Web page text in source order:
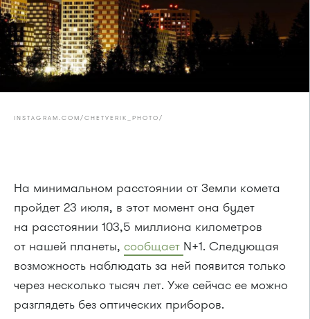
INSTAGRAM.COM/CHETVERIK_PHOTO/
На минимальном расстоянии от Земли комета
пройдет 23 июля, в этот момент она будет
на расстоянии 103,5 миллиона километров
от нашей планеты, сообщает N+1. Следующая
возможность наблюдать за ней появится только
через несколько тысяч лет. Уже сейчас ее можно
разглядеть без оптических приборов.